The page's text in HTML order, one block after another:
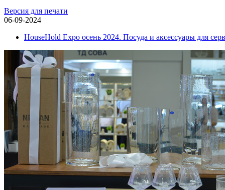
Версия для печати
06-09-2024
HouseHold Expo осень 2024. Посуда и аксессуары для